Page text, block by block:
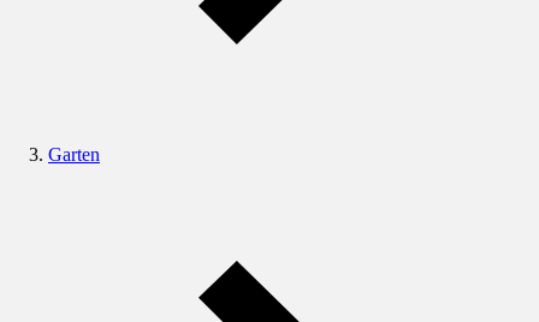
Garten